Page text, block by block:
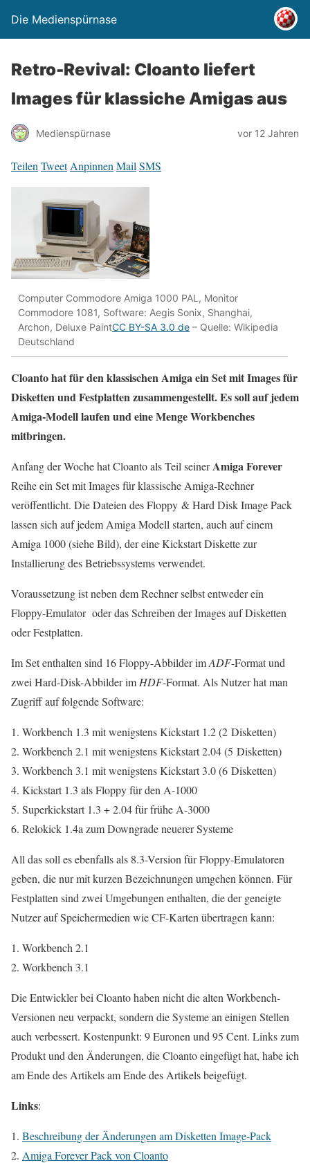
Die Medienspürnase
Retro-Revival: Cloanto liefert
Images für klassiche Amigas aus
Medienspürnase vor 12 Jahren
Teilen Tweet Anpinnen Mail SMS
Computer Commodore Amiga 1000 PAL, Monitor
Commodore 1081, Software: Aegis Sonix, Shanghai,
Archon, Deluxe PaintCC BY-SA 3.0 de – Quelle: Wikipedia
Deutschland
Cloanto hat für den klassischen Amiga ein Set mit Images für
Disketten und Festplatten zusammengestellt. Es soll auf jedem
Amiga-Modell laufen und eine Menge Workbenches
mitbringen.
Anfang der Woche hat Cloanto als Teil seinerAmiga Forever
Reihe ein Set mit Images für klassische Amiga-Rechner
veröffentlicht. Die Dateien des Floppy & Hard Disk Image Pack
lassen sich auf jedem Amiga Modell starten, auch auf einem
Amiga 1000 (siehe Bild), der eine Kickstart Diskette zur
Installierung des Betriebssystems verwendet.
Voraussetzung ist neben dem Rechner selbst entweder ein
Floppy-Emulator oder das Schreiben der Images auf Disketten
oder Festplatten.
Im Set enthalten sind 16 Floppy-Abbilder imADF-Format und
zwei Hard-Disk-Abbilder im HDF-Format. Als Nutzer hat man
Zugriff auf folgende Software:
Workbench 1.3 mit wenigstens Kickstart 1.2 (2 Disketten)
Workbench 2.1 mit wenigstens Kickstart 2.04 (5 Disketten)
Workbench 3.1 mit wenigstens Kickstart 3.0 (6 Disketten)
Kickstart 1.3 als Floppy für den A-1000
Superkickstart 1.3 + 2.04 für frühe A-3000
Relokick 1.4a zum Downgrade neuerer Systeme
All das soll es ebenfalls als 8.3-Version für Floppy-Emulatoren
geben, die nur mit kurzen Bezeichnungen umgehen können. Für
Festplatten sind zwei Umgebungen enthalten, die der geneigte
Nutzer auf Speichermedien wie CF-Karten übertragen kann:
Workbench 2.1
Workbench 3.1
Die Entwickler bei Cloanto haben nicht die alten Workbench-
Versionen neu verpackt, sondern die Systeme an einigen Stellen
auch verbessert. Kostenpunkt: 9 Euronen und 95 Cent. Links zum
Produkt und den Änderungen, die Cloanto eingefügt hat, habe ich
am Ende des Artikels am Ende des Artikels beigefügt.
Links:
Beschreibung der Änderungen am Disketten Image-Pack
Amiga Forever Pack von Cloanto